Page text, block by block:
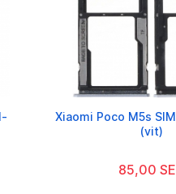
Xiaomi Poco M5s
(vit)
85,00